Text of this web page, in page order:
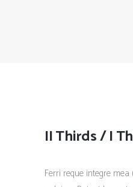
II Thirds / I
Ferri reque integre